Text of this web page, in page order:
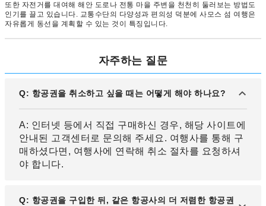
또한 자전거를 대여해 해안 도로나 전통 마을 주변을 천천히 둘러보는 방법도
인기를 끌고 있습니다. 교통수단의 다양성과 편의성 덕분에 사모스 섬 여행은
자유롭게 동선을 계획할 수 있는 것이 특징입니다.
자주하는 질문
Q: 항공권을 취소하고 싶을 때는 어떻게 해야 하나요?
A: 인터넷 등에서 직접 구매하신 경우, 해당 사이트에
안내된 고객센터로 문의해 주세요. 여행사를 통해 구
매하셨다면, 여행사에 연락해 취소 절차를 요청하셔
야 합니다.
Q: 항공권을 구입한 뒤, 같은 항공사의 더 저렴한 항공권